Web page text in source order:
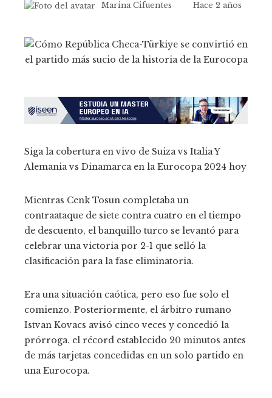
Marina Cifuentes Hace 2 años
Siga la cobertura en vivo de Suiza vs Italia Y
Alemania vs Dinamarca en la Eurocopa 2024 hoy
Mientras Cenk Tosun completaba un
contraataque de siete contra cuatro en el tiempo
de descuento, el banquillo turco se levantó para
celebrar una victoria por 2-1 que selló la
clasificación para la fase eliminatoria.
Era una situación caótica, pero eso fue solo el
comienzo. Posteriormente, el árbitro rumano
Istvan Kovacs avisó cinco veces y concedió la
prórroga. el récord establecido 20 minutos antes
de más tarjetas concedidas en un solo partido en
una Eurocopa.